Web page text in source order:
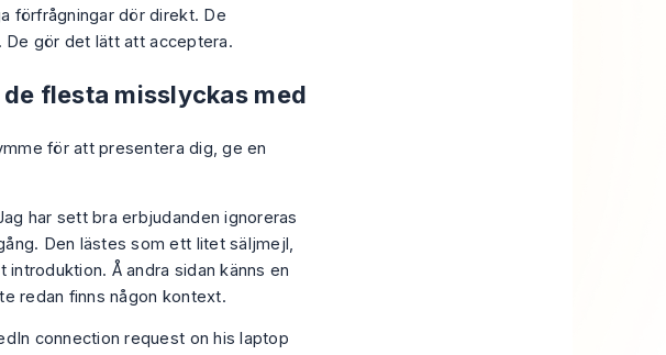
förfrågningar dör direkt. De
De gör det lätt att acceptera.
flesta misslyckas med
för att presentera dig, ge en
har sett bra erbjudanden ignoreras
Den lästes som ett litet säljmejl,
Å andra sidan känns en
redan finns någon kontext.